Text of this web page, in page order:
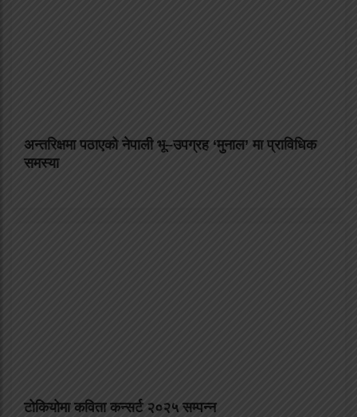
अन्तरिक्षमा पठाएको नेपाली भू–उपग्रह ‘मुनाल’ मा प्राविधिक
समस्या
टोकियोमा कविता कन्सर्ट २०२५ सम्पन्न